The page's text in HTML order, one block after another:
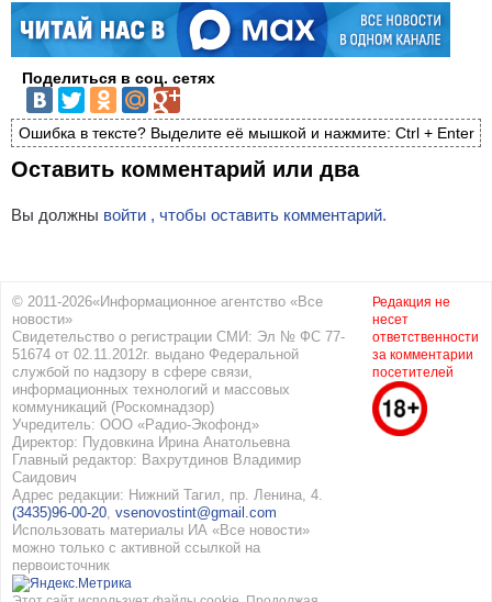
Поделиться в соц. сетях
Ошибка в тексте? Выделите её мышкой и нажмите: Ctrl + Enter
Оставить комментарий или два
Вы должны войти , чтобы оставить комментарий.
© 2011-2026«Информационное агентство «Все
новости»
Свидетельство о регистрации СМИ: Эл № ФС 77-
51674 от 02.11.2012г. выдано Федеральной
службой по надзору в сфере связи,
информационных технологий и массовых
коммуникаций (Роскомнадзор)
Учредитель: ООО «Радио-Экофонд»
Директор: Пудовкина Ирина Анатольевна
Главный редактор: Вахрутдинов Владимир
Саидович
Адрес редакции: Нижний Тагил, пр. Ленина, 4.
(3435)96-00-20, vsenovostint@gmail.com
Использовать материалы ИА «Все новости»
можно только с активной ссылкой на
первоисточник
Редакция не
несет
ответственности
за комментарии
посетителей